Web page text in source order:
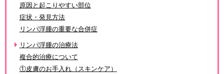
原因と起こりやすい部位
症状・発見方法
リンパ浮腫の重要な合併症
リンパ浮腫の治療法
複合的治療について
①皮膚のお手入れ（スキンケア）